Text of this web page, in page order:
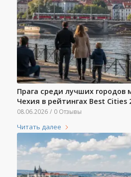
Прага среди лучших городов
Чехия в рейтингах Best Cities
08.06.2026 / 0 Отзывы
Читать далее